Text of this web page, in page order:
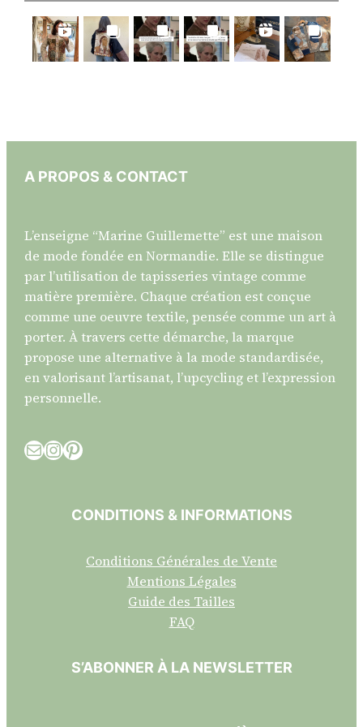
A PROPOS & CONTACT
L’enseigne “Marine Guillemette” est une maison
de mode fondée en Normandie. Elle se distingue
par l’utilisation de tapisseries vintage comme
matière première. Chaque création est conçue
comme une oeuvre textile, pensée comme un art à
porter. À travers cette démarche, la marque
propose une alternative à la mode standardisée,
en valorisant l’artisanat, l’upcycling et l’expression
personnelle.
E-mail InstagramPinterest
CONDITIONS & INFORMATIONS
Conditions Générales de Vente
Mentions Légales
Guide des Tailles
FAQ
S’ABONNER À LA NEWSLETTER